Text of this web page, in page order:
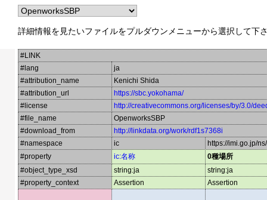
詳細情報を見たいファイルをプルダウンメニューから選択して下
#LINK
#lang
ja
#attribution_name
Kenichi Shida
#attribution_url
https://sbc.yokohama/
#license
http://creativecommons.org/licenses/by/3.0/
#file_name
OpenworksSBP
#download_from
http://linkdata.org/work/rdf1s7368i
#namespace
ic
https://imi.go.jp/
#property
ic:名称
0種場所
#object_type_xsd
string:ja
string:ja
#property_context
Assertion Assertion